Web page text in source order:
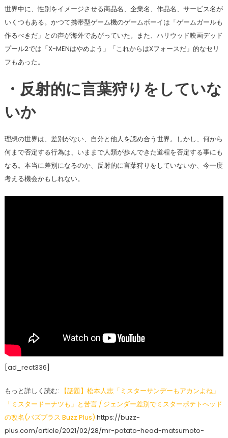
世界中に、性別をイメージさせる商品名、企業名、作品名、サービス名が
いくつもある。かつて携帯型ゲーム機のゲームボーイは「ゲームガールも
作るべきだ」との声が海外であがっていた。また、ハリウッド映画デッド
プール2では「X-MENはやめよう」「これからはXフォースだ」的なセリ
フもあった。
・反射的に言葉狩りをしていな
いか
理想の世界は、差別がない、自分と他人を認め合う世界。しかし、何から
何まで否定する行為は、いままで人類が歩んできた道程を否定する事にも
なる。本当に差別になるのか、反射的に言葉狩りをしていないか、今一度
考える機会かもしれない。
[ad_rect336]
もっと詳しく読む:
【話題】松本人志「ミスターサンデーもアカンよね」
「ミスタードーナツも」と苦言 / ジェンダー差別でミスターポテトヘッド
の改名(バズプラス Buzz Plus) https://buzz-
plus.com/article/2021/02/28/mr-potato-head-matsumoto-